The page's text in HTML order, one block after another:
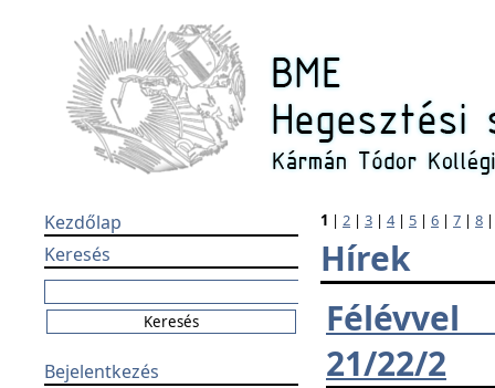
Kezdőlap
Keresés
Bejelentkezés
1 | 2 | 3 | 4| 5 | 6 | 7 | 8
Hírek
21/22/2